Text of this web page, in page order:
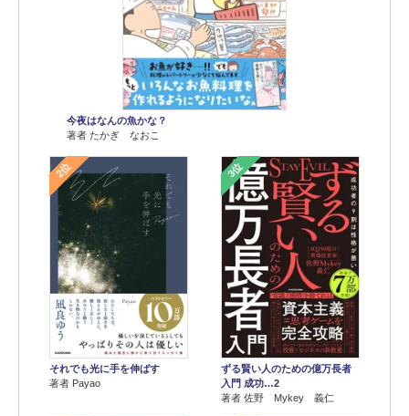
今夜はなんの魚かな？
著者 たかぎ なおこ
2位
それでも光に手を伸ばす
著者 Payao
3位
ずる賢い人のための億万長者
入門 成功…2
著者 佐野 Mykey 義仁